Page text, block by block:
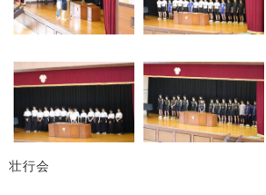
壮行会